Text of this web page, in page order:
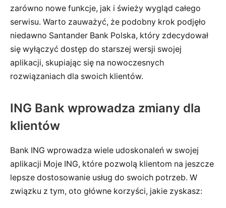
zarówno nowe funkcje, jak i świeży wygląd całego
serwisu. Warto zauważyć, że podobny krok podjęło
niedawno Santander Bank Polska, który zdecydował
się wyłączyć dostęp do starszej wersji swojej
aplikacji, skupiając się na nowoczesnych
rozwiązaniach dla swoich klientów.
ING Bank wprowadza zmiany dla
klientów
Bank ING wprowadza wiele udoskonaleń w swojej
aplikacji Moje ING, które pozwolą klientom na jeszcze
lepsze dostosowanie usług do swoich potrzeb. W
związku z tym, oto główne korzyści, jakie zyskasz: